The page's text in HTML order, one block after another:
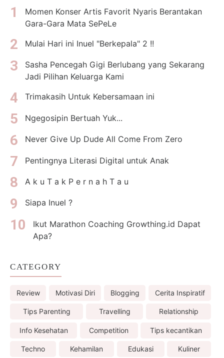
Momen Konser Artis Favorit Nyaris Berantakan
Gara-Gara Mata SePeLe
Mulai Hari ini Inuel "Berkepala" 2 !!
Sasha Pencegah Gigi Berlubang yang Sekarang
Jadi Pilihan Keluarga Kami
Trimakasih Untuk Kebersamaan ini
Ngegosipin Bertuah Yuk...
Never Give Up Dude All Come From Zero
Pentingnya Literasi Digital untuk Anak
A k u T a k P e r n a h T a u
Siapa Inuel ?
Ikut Marathon Coaching Growthing.id Dapat
Apa?
CATEGORY
Review Motivasi Diri Blogging Cerita Inspiratif
Tips Parenting Travelling Relationship
Info Kesehatan Competition Tips kecantikan
Techno Kehamilan Edukasi Kuliner